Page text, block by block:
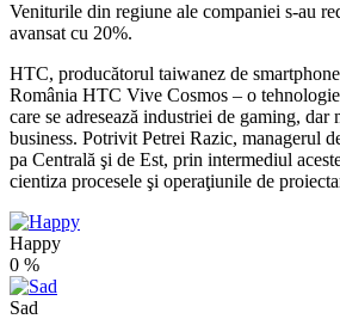
Veniturile din regiune ale companiei s-au
avansat cu 20%.
HTC, producătorul taiwanez de
Ro­mânia HTC Vive Cosmos – o
care se adre­sează industriei de gaming, dar
business. Potrivit Petrei Razic, managerul
pa Centrală şi de Est, prin inter­me­diul
cien­tiza procesele şi ope­raţiunile de
Happy
0 %
Sad